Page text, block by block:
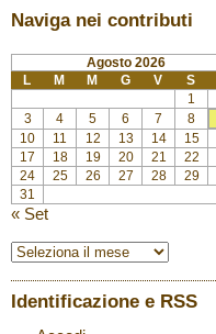
Naviga nei contributi
Agosto 2026
L
M M G V S
1
3
4 5 6 7 8
10
11 12 13 14 15
17
18 19 20 21 22
24
25 26 27 28 29
31
« Set
Identificazione e RSS